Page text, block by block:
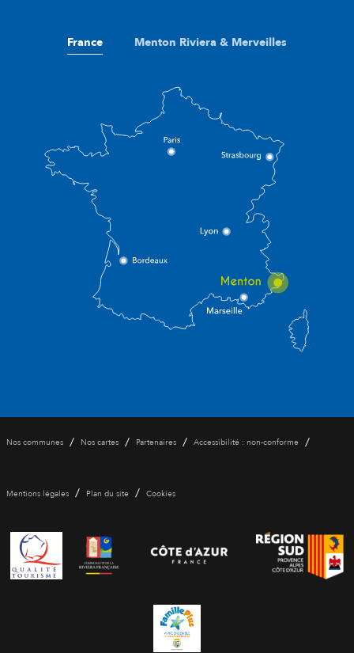
France Menton Riviera & Merveilles
Nos communes / Nos cartes / Partenaires / Accessibilité : non-conforme /
Mentions légales / Plan du site / Cookies